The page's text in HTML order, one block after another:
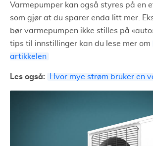
Varmepumper kan også styres på en
som gjør at du sparer enda litt mer.
bør varmepumpen ikke stilles på «auto
tips til innstillinger kan du lese mer om
artikkelen
Les også: Hvor mye strøm bruker en